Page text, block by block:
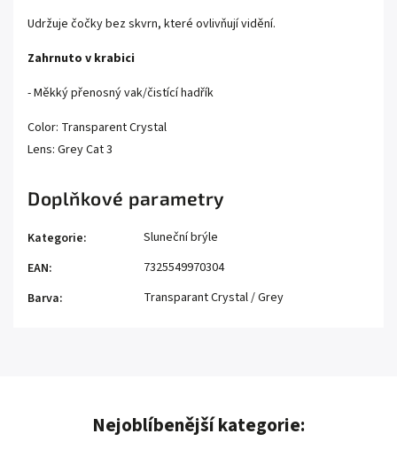
Udržuje čočky bez skvrn, které ovlivňují vidění.
Zahrnuto v krabici
- Měkký přenosný vak/čistící hadřík
Color: Transparent Crystal
Lens: Grey Cat 3
Doplňkové parametry
Kategorie:
Sluneční brýle
EAN:
7325549970304
Barva: Transparant Crystal / Grey
Nejoblíbenější kategorie: